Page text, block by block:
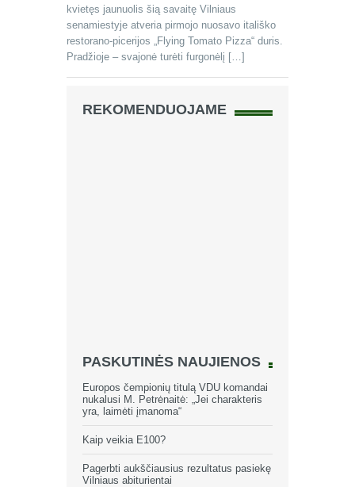
kvietęs jaunuolis šią savaitę Vilniaus
senamiestyje atveria pirmojo nuosavo itališko
restorano-picerijos „Flying Tomato Pizza“ duris.
Pradžioje – svajonė turėti furgonėlį […]
REKOMENDUOJAME
PASKUTINĖS NAUJIENOS
Europos čempionių titulą VDU komandai
nukalusi M. Petrėnaitė: „Jei charakteris
yra, laimėti įmanoma“
Kaip veikia E100?
Pagerbti aukščiausius rezultatus pasiekę
Vilniaus abiturientai